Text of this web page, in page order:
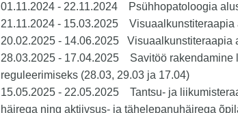
01.11.2024 - 22.11.2024 Psühhopatoloogia
21.11.2024 - 15.03.2025 Visuaalkunstiteraapia
20.02.2025 - 14.06.2025 Visuaalkunstiteraapia
28.03.2025 - 17.04.2025 Savitöö rakendamine
reguleerimiseks (28.03, 29.03 ja 17.04)
15.05.2025 - 22.05.2025 Tantsu- ja
häirega ning aktiivsus- ja tähelepanuhäirega